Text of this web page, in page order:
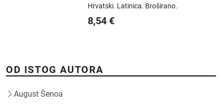
Hrvatski. Latinica. Broširano.
8,54 €
OD ISTOG AUTORA
August Šenoa